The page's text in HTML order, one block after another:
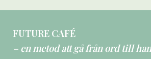
FUTURE CAFÉ
– en metod att gå från ord till